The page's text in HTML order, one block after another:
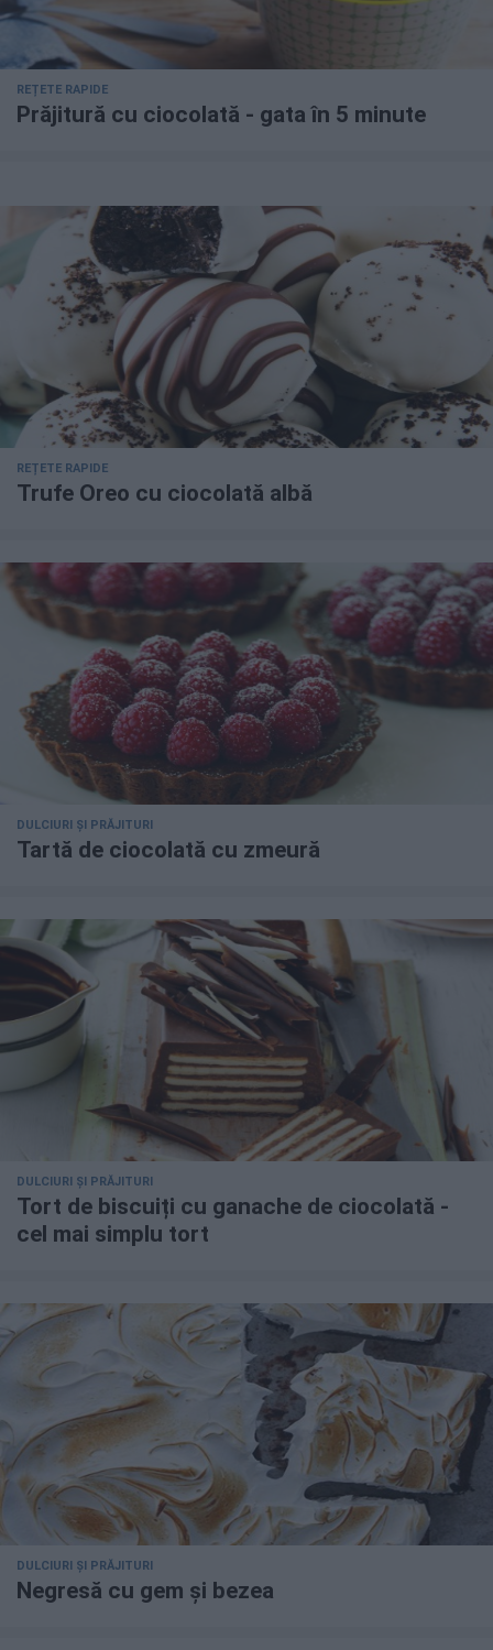
REȚETE RAPIDE
Prăjitură cu ciocolată - gata în 5 minute
REȚETE RAPIDE
Trufe Oreo cu ciocolată albă
DULCIURI ȘI PRĂJITURI
Tartă de ciocolată cu zmeură
DULCIURI ȘI PRĂJITURI
Tort de biscuiți cu ganache de ciocolată -
cel mai simplu tort
DULCIURI ȘI PRĂJITURI
Negresă cu gem și bezea